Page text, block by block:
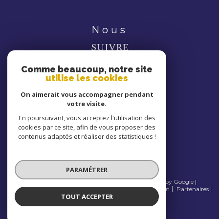
nous
SUIVRE
nous
ADHÉRONS
© 2026 | Tous droits réservés | Traduction powered by Google |
Nos honoraires
Plan du site Mentions légales Admin
Partenaires
Politique RGPD
Comme beaucoup, notre site
utilise les cookies
On aimerait vous accompagner pendant
votre visite.
En poursuivant, vous acceptez l'utilisation des
cookies par ce site, afin de vous proposer des
contenus adaptés et réaliser des statistiques !
PARAMÉTRER
TOUT ACCEPTER